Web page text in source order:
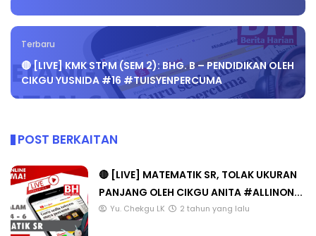
Terbaru
🔴 [LIVE] KMK STPM (SEM 2): BHG. B – PENDIDIKAN OLEH
CIKGU YUSNIDA #16 #TUISYENPERCUMA
POST BERKAITAN
🔴 [LIVE] MATEMATIK SR, TOLAK UKURAN
PANJANG OLEH CIKGU ANITA #ALLINON...
Yu. Chekgu LK 2 tahun yang lalu